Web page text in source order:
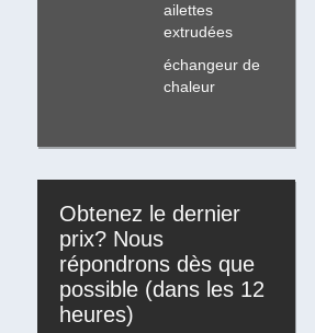
ailettes
extrudées
échangeur de
chaleur
Obtenez le dernier
prix? Nous
répondrons dès que
possible (dans les 12
heures)